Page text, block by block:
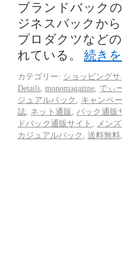
ブランドバック
ジネスバックか
プロダクツなど
れている。 続き
カテゴリー: ショッピングサ
Details ,monomagazine でぃ
ジュアルバック
キャンペ
誌 ネット通販 バック通販
ドバック通販サイト
メン
カジュアルバック
送料無料